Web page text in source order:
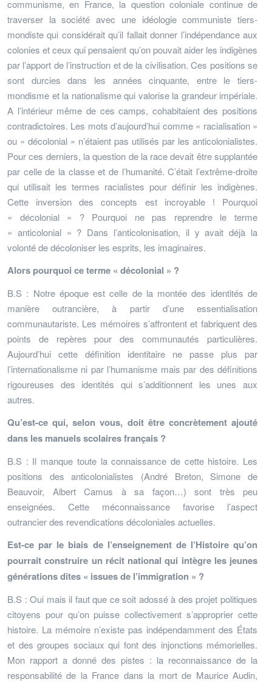
communisme, en France, la question coloniale continue de
traverser la société avec une idéologie communiste tiers-
mondiste qui considérait qu’il fallait donner l’indépendance aux
colonies et ceux qui pensaient qu’on pouvait aider les indigènes
par l’apport de l’instruction et de la civilisation. Ces positions se
sont durcies dans les années cinquante, entre le tiers-
mondisme et la nationalisme qui valorise la grandeur impériale.
A l’intérieur même de ces camps, cohabitaient des positions
contradictoires. Les mots d’aujourd’hui comme « racialisation »
ou « décolonial » n’étaient pas utilisés par les anticolonialistes.
Pour ces derniers, la question de la race devait être supplantée
par celle de la classe et de l’humanité. C’était l’extrême-droite
qui utilisait les termes racialistes pour définir les indigènes.
Cette inversion des concepts est incroyable ! Pourquoi
« décolonial » ? Pourquoi ne pas reprendre le terme
« anticolonial » ? Dans l’anticolonisation, il y avait déjà la
volonté de décoloniser les esprits, les imaginaires.
Alors pourquoi ce terme « décolonial » ?
B.S : Notre époque est celle de la montée des identités de
manière outrancière, à partir d’une essentialisation
communautariste. Les mémoires s’affrontent et fabriquent des
points de repères pour des communautés particulières.
Aujourd’hui cette définition identitaire ne passe plus par
l’internationalisme ni par l’humanisme mais par des définitions
rigoureuses des identités qui s’additionnent les unes aux
autres.
Qu’est-ce qui, selon vous, doit être concrètement ajouté
dans les manuels scolaires français ?
B.S : Il manque toute la connaissance de cette histoire. Les
positions des anticolonialistes (André Breton, Simone de
Beauvoir, Albert Camus à sa façon…) sont très peu
enseignées. Cette méconnaissance favorise l’aspect
outrancier des revendications décoloniales actuelles.
Est-ce par le biais de l’enseignement de l’Histoire qu’on
pourrait construire un récit national qui intègre les jeunes
générations dites « issues de l’immigration » ?
B.S : Oui mais il faut que ce soit adossé à des projet politiques
citoyens pour qu’on puisse collectivement s’approprier cette
histoire. La mémoire n’existe pas indépendamment des États
et des groupes sociaux qui font des injonctions mémorielles.
Mon rapport a donné des pistes : la reconnaissance de la
responsabilité de la France dans la mort de Maurice Audin,